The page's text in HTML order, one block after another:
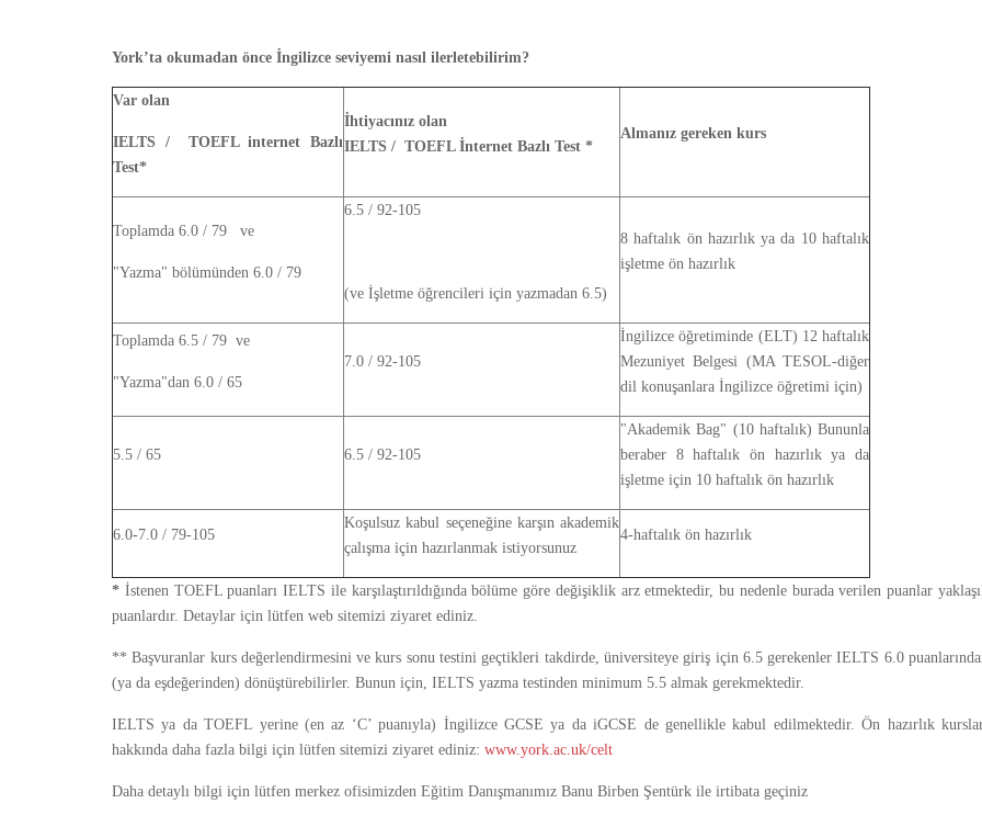
York’ta okumadan önce İngilizce seviyemi nasıl ilerletebilirim?
Var olan
IELTS / TOEFL internet Bazlı
Test*
İhtiyacınız olan
IELTS / TOEFL İnternet Bazlı Test *
Almanız gereken kurs
Toplamda 6.0 / 79 ve
"Yazma" bölümünden 6.0 / 79
6.5 / 92-105
(ve İşletme öğrencileri için yazmadan 6.5)
8 haftalık ön hazırlık ya da 10 haftalık
işletme ön hazırlık
Toplamda 6.5 / 79 ve
"Yazma"dan 6.0 / 65
7.0 / 92-105
İngilizce öğretiminde (ELT) 12 haftalık
Mezuniyet Belgesi (MA TESOL-diğer
dil konuşanlara İngilizce öğretimi için)
5.5 / 65 6.5 / 92-105
"Akademik Bag" (10 haftalık) Bununla
beraber 8 haftalık ön hazırlık ya da
işletme için 10 haftalık ön hazırlık
6.0-7.0 / 79-105
Koşulsuz kabul seçeneğine karşın akademik
çalışma için hazırlanmak istiyorsunuz
4-haftalık ön hazırlık
* İstenen TOEFL puanları IELTS ile karşılaştırıldığında bölüme göre değişiklik arz etmektedir, bu nedenle burada verilen puanlar
puanlardır. Detaylar için lütfen web sitemizi ziyaret ediniz.
** Başvuranlar kurs değerlendirmesini ve kurs sonu testini geçtikleri takdirde, üniversiteye giriş için 6.5 gerekenler IELTS 6.0
(ya da eşdeğerinden) dönüştürebilirler. Bunun için, IELTS yazma testinden minimum 5.5 almak gerekmektedir.
IELTS ya da TOEFL yerine (en az ‘C’ puanıyla) İngilizce GCSE ya da iGCSE de genellikle kabul edilmektedir. Ön hazırlık
hakkında daha fazla bilgi için lütfen sitemizi ziyaret ediniz: www.york.ac.uk/celt
Daha detaylı bilgi için lütfen merkez ofisimizden Eğitim Danışmanımız Banu Birben Şentürk ile irtibata geçiniz